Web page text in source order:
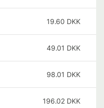
19.60 DKK
49.01 DKK
98.01 DKK
196.02 DKK